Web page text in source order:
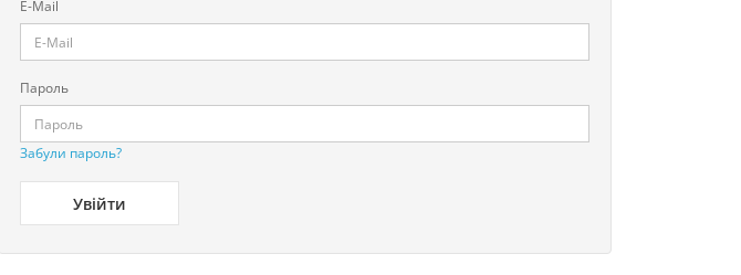
E-Mail
Пароль
Забули пароль?